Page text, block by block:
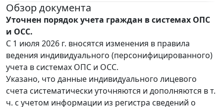
Обзор документа
Уточнен порядок учета граждан в системах ОПС
и ОСС.
С 1 июля 2026 г. вносятся изменения в правила
ведения индивидуального (персонифицированного)
учета в системах ОПС и ОСС.
Указано, что данные индивидуального лицевого
счета систематически уточняются и дополняются в т.
ч. с учетом информации из регистра сведений о